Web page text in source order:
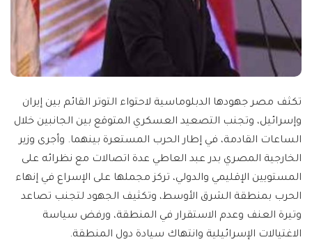
تكثف مصر جهودها الدبلوماسية لاحتواء التوتر القائم بين إيران
وإسرائيل، وتجنب التصعيد العسكري المتوقع بين الجانبين خلال
الساعات القادمة، في إطار الحرب المستعرة بينهما. وأجرى وزير
الخارجية المصري بدر عبد العاطي عدة اتصالات مع نظرائه على
المستويين الإقليمي والدولي، تركز مجملها على الإسراع في إنهاء
الحرب بمنطقة الشرق الأوسط، وتكثيف الجهود لتجنب تصاعد
وتيرة العنف وعدم الاستقرار في المنطقة، ورفض سياسة
الاغتيالات الإسرائيلية وانتهاك سيادة دول المنطقة.